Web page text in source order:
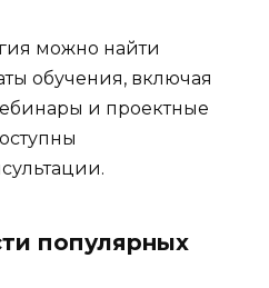
можно найти
обучения, включая
и проектные
популярных